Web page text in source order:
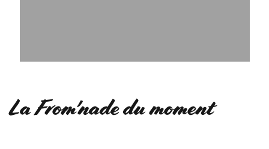
La From'nade du moment